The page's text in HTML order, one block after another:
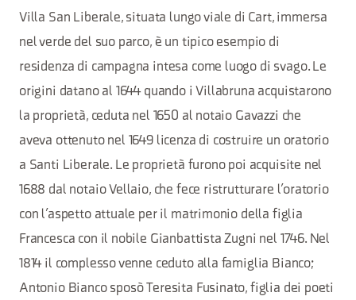
Villa San Liberale, situata lungo viale di Cart, immersa
nel verde del suo parco, è un tipico esempio di
residenza di campagna intesa come luogo di svago. Le
origini datano al 1644 quando i Villabruna acquistarono
la proprietà, ceduta nel 1650 al notaio Gavazzi che
aveva ottenuto nel 1649 licenza di costruire un oratorio
a Santi Liberale. Le proprietà furono poi acquisite nel
1688 dal notaio Vellaio, che fece ristrutturare l’oratorio
con l’aspetto attuale per il matrimonio della figlia
Francesca con il nobile Gianbattista Zugni nel 1746. Nel
1814 il complesso venne ceduto alla famiglia Bianco;
Antonio Bianco sposò Teresita Fusinato, figlia dei poeti